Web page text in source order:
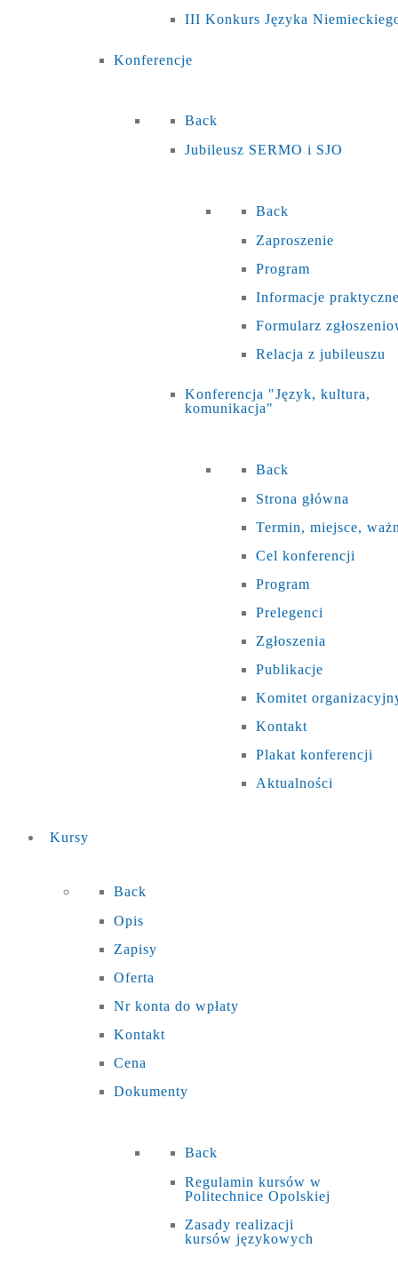
III Konkurs Języka
Konferencje
Back
Jubileusz SERMO i SJO
Back
Zaproszenie
Program
Informacje
Formularz
Relacja z jubileuszu
Konferencja "Język, kultura,
komunikacja"
Back
Strona główna
Termin, miejsce,
Cel konferencji
Program
Prelegenci
Zgłoszenia
Publikacje
Komitet
Kontakt
Plakat konferencji
Aktualności
Kursy
Back
Opis
Zapisy
Oferta
Nr konta do wpłaty
Kontakt
Cena
Dokumenty
Back
Regulamin kursów w
Politechnice Opolskiej
Zasady realizacji
kursów językowych